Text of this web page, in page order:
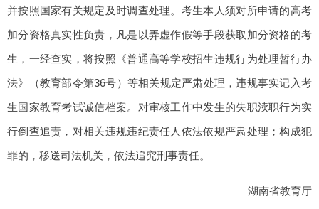
并按照国家有关规定及时调查处理。考生本人须对所申请的高考
加分资格真实性负责，凡是以弄虚作假等手段获取加分资格的考
生，一经查实，将按照《普通高等学校招生违规行为处理暂行办
法》（教育部令第36号）等相关规定严肃处理，违规事实记入考
生国家教育考试诚信档案。对审核工作中发生的失职渎职行为实
行倒查追责，对相关违规违纪责任人依法依规严肃处理；构成犯
罪的，移送司法机关，依法追究刑事责任。
湖南省教育厅